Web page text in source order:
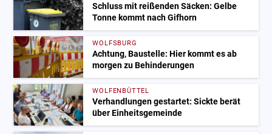
Schluss mit reißenden Säcken: Gelbe
Tonne kommt nach Gifhorn
WOLFSBURG
Achtung, Baustelle: Hier kommt es ab
morgen zu Behinderungen
WOLFENBÜTTEL
Verhandlungen gestartet: Sickte berät
über Einheitsgemeinde